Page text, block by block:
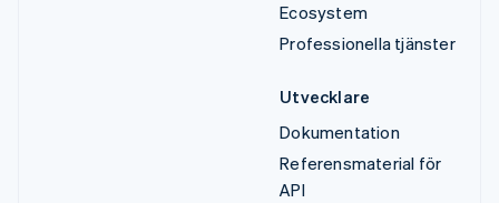
Ecosystem
Professionella tjänster
Utvecklare
Dokumentation
Referensmaterial för
API